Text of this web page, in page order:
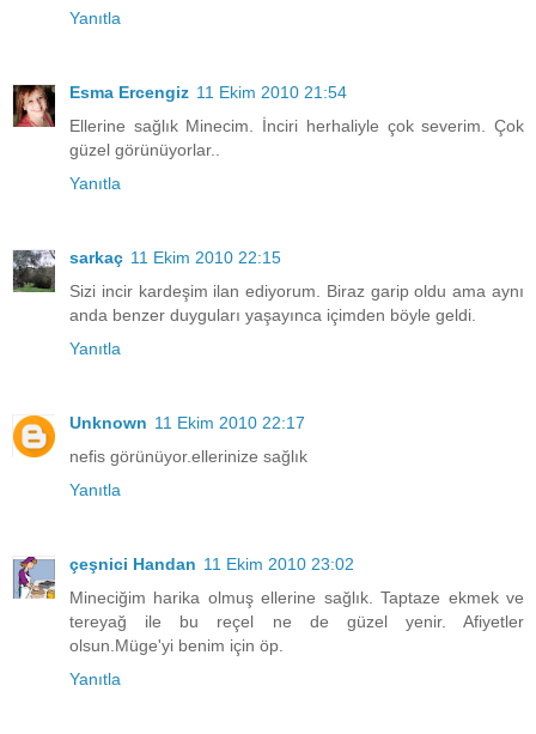
Yanıtla
Esma Ercengiz 11 Ekim 2010 21:54
Ellerine sağlık Minecim. İnciri herhaliyle çok severim. Çok
güzel görünüyorlar..
Yanıtla
sarkaç 11 Ekim 2010 22:15
Sizi incir kardeşim ilan ediyorum. Biraz garip oldu ama aynı
anda benzer duyguları yaşayınca içimden böyle geldi.
Yanıtla
Unknown 11 Ekim 2010 22:17
nefis görünüyor.ellerinize sağlık
Yanıtla
çeşnici Handan 11 Ekim 2010 23:02
Mineciğim harika olmuş ellerine sağlık. Taptaze ekmek ve
tereyağ ile bu reçel ne de güzel yenir. Afiyetler
olsun.Müge'yi benim için öp.
Yanıtla